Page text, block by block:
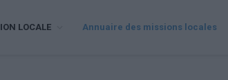
LOCALE Annuaire des missions locales